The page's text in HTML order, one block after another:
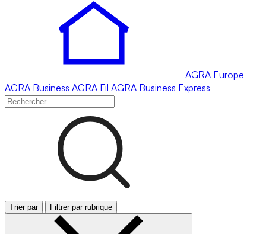
AGRA Europe
AGRA Business AGRA Fil AGRA Business Express
Trier par Filtrer par rubrique